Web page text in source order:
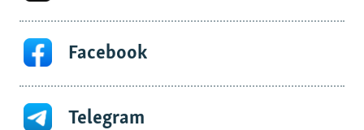
Facebook
Telegram